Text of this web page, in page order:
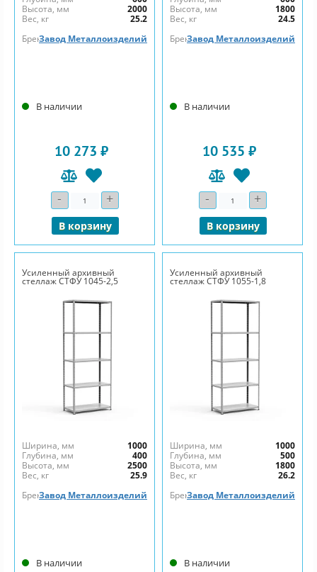
Высота, мм
2000
Вес, кг
25.2
БрендЗавод Металлоизделий
В наличии
10 273 ₽
- Количество+
В корзину
Высота, мм
1800
Вес, кг
24.5
БрендЗавод Металлоизделий
В наличии
10 535 ₽
- Количество+
В корзину
Усиленный архивный
стеллаж СТФУ 1045-2,5
Ширина, мм
1000
Глубина, мм
400
Высота, мм
2500
Вес, кг
25.9
БрендЗавод Металлоизделий
В наличии
Усиленный архивный
стеллаж СТФУ 1055-1,8
Ширина, мм
1000
Глубина, мм
500
Высота, мм
1800
Вес, кг
26.2
БрендЗавод Металлоизделий
В наличии